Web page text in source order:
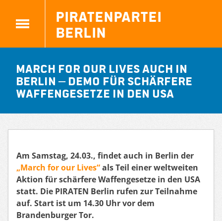
Piratenpartei
Berlin
March for our Lives auch in
Berlin – Demo für schärfere
Waffengesetze in den USA
Am Samstag, 24.03., findet auch in Berlin der
„March for our Lives“als Teil einer weltweiten
Aktion für schärfere Waffengesetze in den USA
statt. Die PIRATEN Berlin rufen zur Teilnahme
auf. Start ist um 14.30 Uhr vor dem
Brandenburger Tor.